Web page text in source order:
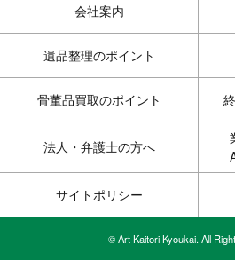
会社案内
遺品整理のポイント
骨董品買取のポイント
法人・弁護士の方へ
サイトポリシー
© Art Kaitori Kyoukai. All